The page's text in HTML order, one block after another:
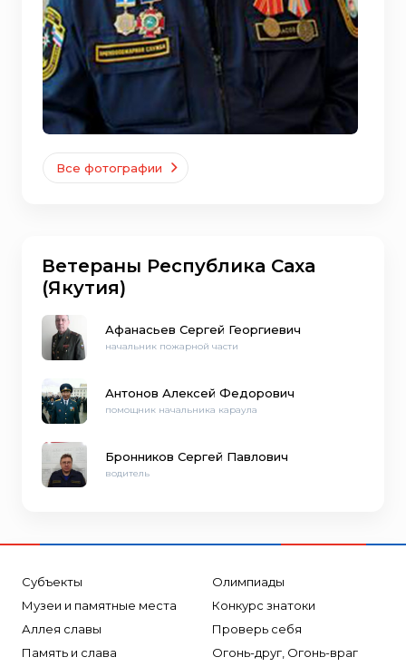
Все фотографии
Ветераны Республика Саха
(Якутия)
Афанасьев Сергей Георгиевич
начальник пожарной части
Антонов Алексей Федорович
помощник начальника караула
Бронников Сергей Павлович
водитель
Субъекты
Музеи и памятные места
Аллея славы
Память и слава
Олимпиады
Конкурс знатоки
Проверь себя
Огонь-друг, Огонь-враг